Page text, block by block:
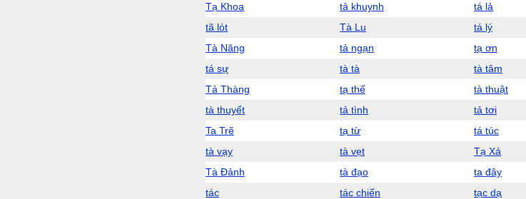
Tạ Khoa
tả khuynh tá lả
tã lót
Tà Lu tá lý
Tà Năng
tả ngạn tạ ơn
tá sự
tà tà tà tâm
Tả Thàng
tạ thế tà thuật
tà thuyết
tả tình tả tơi
Ta Trẽ
tạ từ tá túc
tà vạy
tà vẹt Tạ Xá
Tà Đảnh
tà đạo ta đây
tác
tác chiến tạc dạ